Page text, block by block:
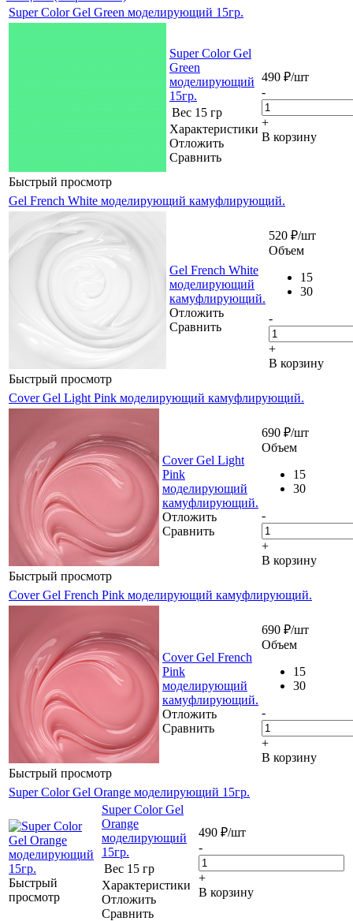
Super Color Gel Green моделирующий 15гр.
Быстрый просмотр
Super Color Gel
Green
моделирующий
15гр.
Вес 15 гр
Характеристики
Отложить
Сравнить
490 ₽/шт
-
+
В корзину
Gel French White моделирующий камуфлирующий.
Быстрый просмотр
Gel French White
моделирующий
камуфлирующий.
Отложить
Сравнить
520 ₽/шт
Объем
15
30
-
+
В корзину
Cover Gel Light Pink моделирующий камуфлирующий.
Быстрый просмотр
Cover Gel Light
Pink
моделирующий
камуфлирующий.
Отложить
Сравнить
690 ₽/шт
Объем
15
30
-
+
В корзину
Cover Gel French Pink моделирующий камуфлирующий.
Быстрый просмотр
Cover Gel French
Pink
моделирующий
камуфлирующий.
Отложить
Сравнить
690 ₽/шт
Объем
15
30
-
+
В корзину
Super Color Gel Orange моделирующий 15гр.
Быстрый
просмотр
Super Color Gel
Orange
моделирующий
15гр.
Вес 15 гр
Характеристики
Отложить
Сравнить
490 ₽/шт
-
+
В корзину